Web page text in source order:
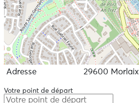
Adresse 29600 Morlaix
Votre point de départ